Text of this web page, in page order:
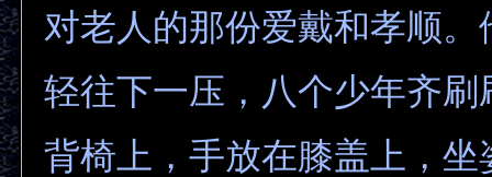
对老人的那份爱戴和孝顺。
轻往下一压，八个少年齐刷
背椅上，手放在膝盖上，坐